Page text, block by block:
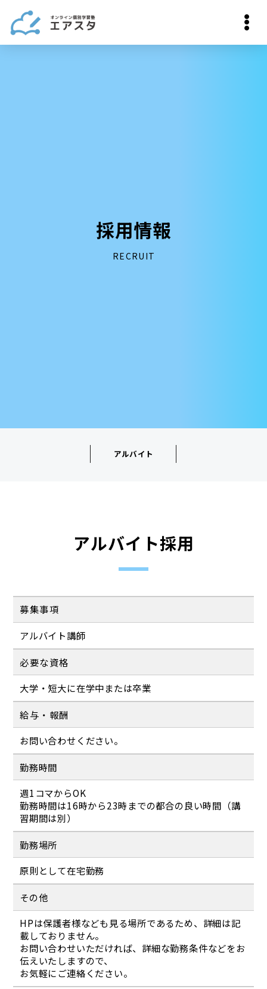
採用情報
RECRUIT
アルバイト
アルバイト採用
募集事項
アルバイト講師
必要な資格
大学・短大に在学中または卒業
給与・報酬
お問い合わせください。
勤務時間
週1コマからOK
勤務時間は16時から23時までの都合の良い時間（講
習期間は別）
勤務場所
原則として在宅勤務
その他
HPは保護者様なども見る場所であるため、詳細は記
載しておりません。
お問い合わせいただければ、詳細な勤務条件などをお
伝えいたしますので、
お気軽にご連絡ください。